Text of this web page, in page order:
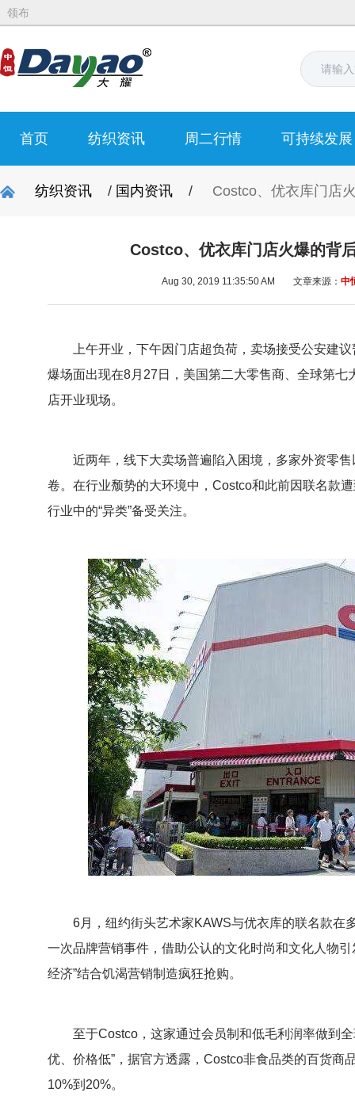
领布
首页 纺织资讯 周二行情 可持续发展
纺织资讯 / 国内资讯 / Costco、优衣库门店
Costco、优衣库门店火爆的背
Aug 30, 2019 11:35:50 AM 文章来源： 中
上午开业，下午因门店超负荷，卖场接受公安建
爆场面出现在8月27日，美国第二大零售商、全球第
店开业现场。
近两年，线下大卖场普遍陷入困境，多家外资零售
卷。在行业颓势的大环境中，Costco和此前因联名款
行业中的“异类”备受关注。
6月，纽约街头艺术家KAWS与优衣库的联名款在
一次品牌营销事件，借助公认的文化时尚和文化人物引
经济”结合饥渴营销制造疯狂抢购。
至于Costco，这家通过会员制和低毛利润率做到全
优、价格低”，据官方透露，Costco非食品类的百货商
10%到20%。